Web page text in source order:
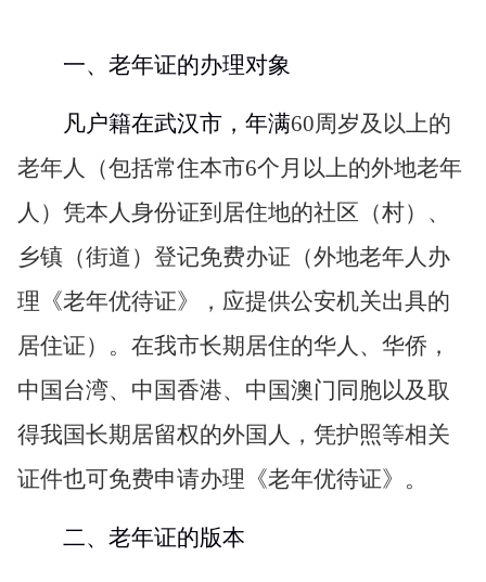
一、老年证的办理对象
凡户籍在武汉市，年满60周岁及以上的
老年人（包括常住本市6个月以上的外地老年
人）凭本人身份证到居住地的社区（村）、
乡镇（街道）登记免费办证（外地老年人办
理《老年优待证》，应提供公安机关出具的
居住证）。在我市长期居住的华人、华侨，
中国台湾、中国香港、中国澳门同胞以及取
得我国长期居留权的外国人，凭护照等相关
证件也可免费申请办理《老年优待证》。
二、老年证的版本